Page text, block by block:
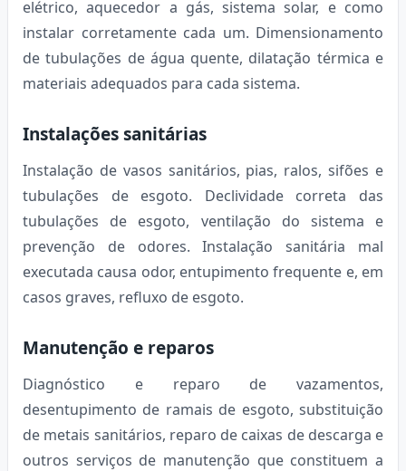
elétrico, aquecedor a gás, sistema solar, e como
instalar corretamente cada um. Dimensionamento
de tubulações de água quente, dilatação térmica e
materiais adequados para cada sistema.
Instalações sanitárias
Instalação de vasos sanitários, pias, ralos, sifões e
tubulações de esgoto. Declividade correta das
tubulações de esgoto, ventilação do sistema e
prevenção de odores. Instalação sanitária mal
executada causa odor, entupimento frequente e, em
casos graves, refluxo de esgoto.
Manutenção e reparos
Diagnóstico e reparo de vazamentos,
desentupimento de ramais de esgoto, substituição
de metais sanitários, reparo de caixas de descarga e
outros serviços de manutenção que constituem a